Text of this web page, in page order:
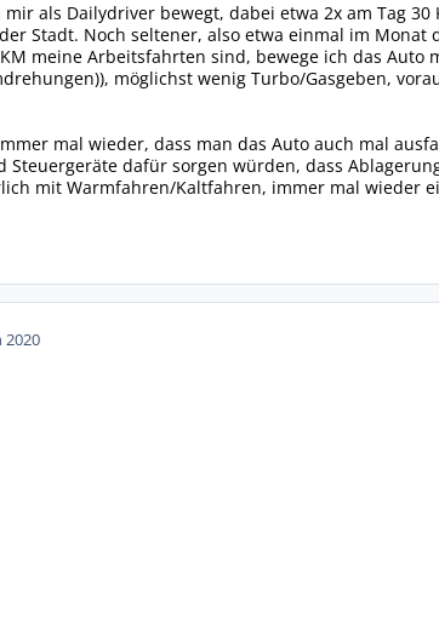
mir als Dailydriver bewegt, dabei etwa 2x am Tag
Stadt. Noch seltener, also etwa einmal im
meine Arbeitsfahrten sind, bewege ich das
möglichst wenig Turbo/Gasgeben,
mal wieder, dass man das Auto auch mal
Steuergeräte dafür sorgen würden, dass
mit Warmfahren/Kaltfahren, immer mal wieder
2020